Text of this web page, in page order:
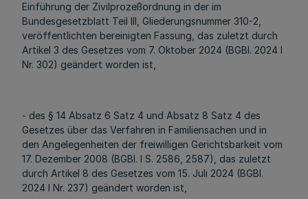
Einführung der Zivilprozeßordnung in der im
Bundesgesetzblatt Teil III, Gliederungsnummer 310-2,
veröffentlichten bereinigten Fassung, das zuletzt durch
Artikel 3 des Gesetzes vom 7. Oktober 2024 (BGBl. 2024 I
Nr. 302) geändert worden ist,
- des § 14 Absatz 6 Satz 4 und Absatz 8 Satz 4 des
Gesetzes über das Verfahren in Familiensachen und in
den Angelegenheiten der freiwilligen Gerichtsbarkeit vom
17. Dezember 2008 (BGBl. I S. 2586, 2587), das zuletzt
durch Artikel 8 des Gesetzes vom 15. Juli 2024 (BGBl.
2024 I Nr. 237) geändert worden ist,